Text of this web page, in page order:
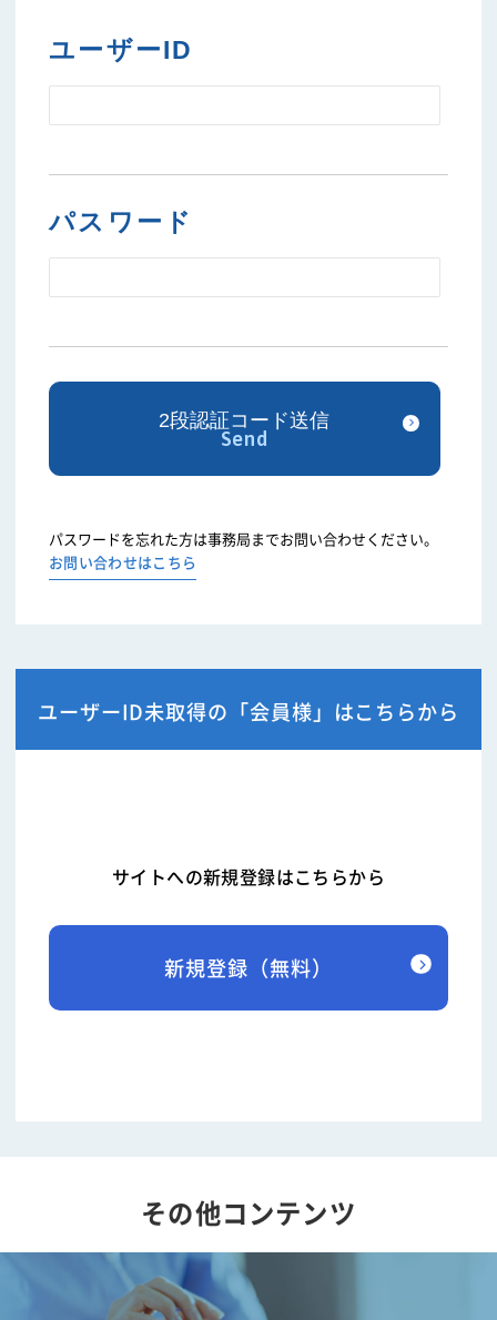
ユーザーID
パスワード
パスワードを忘れた方は事務局までお問い合わせください。
お問い合わせはこちら
ユーザーID未取得の「会員様」はこちらから
サイトへの新規登録はこちらから
新規登録（無料）
その他コンテンツ